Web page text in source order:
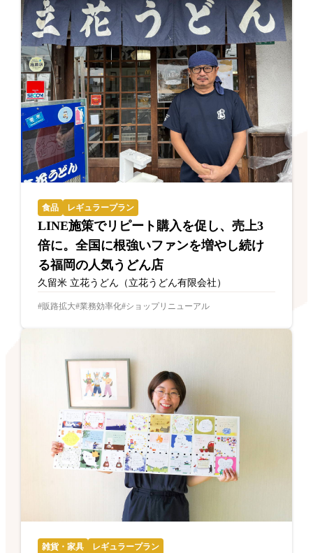
食品 レギュラープラン
LINE施策でリピート購入を促し、売上3
倍に。全国に根強いファンを増やし続け
る福岡の人気うどん店
久留米 立花うどん（立花うどん有限会社）
販路拡大 業務効率化 ショップリニューアル
雑貨・家具 レギュラープラン